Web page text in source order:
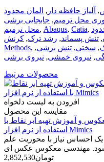
, آلیاژ حافظه دار , المان محدود
محل ترمیم, جابجایی برشی
محل ترمیم, Abaqus, Catia,
, تنش پسماند, رشد ترک, کرنش
Methods, , سختی, تنش برشی,
, نیروی خمشی, نیروی برشی
محصولات مرتبط
افزودن به لیست دلخواه
مقایسه این محصول
و آموزش تهیه ابر نقاط با
استفاده از نرم افزار Mimics
احساس نیاز با محوریت علم
2,852,530تومان